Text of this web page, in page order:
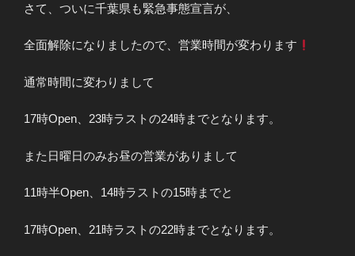
さて、ついに千葉県も緊急事態宣言が、
全面解除になりましたので、営業時間が変わります
通常時間に変わりまして
17時Open、23時ラストの24時までとなります。
また日曜日のみお昼の営業がありまして
11時半Open、14時ラストの15時までと
17時Open、21時ラストの22時までとなります。